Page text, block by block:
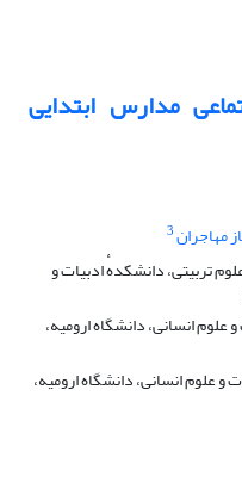
مدارس ابتدایی
مهاجران3
تربیتی، دانشکدهٔ ادبیات و
انسانی، دانشگاه ارومیه،
و علوم انسانی، دانشگاه ارومیه،